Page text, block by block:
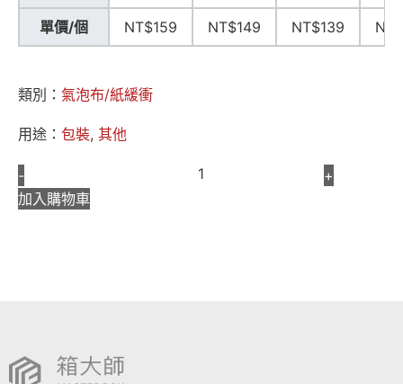
單價/個 NT$159 NT$149 NT$139
類別： 氣泡布/紙緩衝
用途： 包裝, 其他
-
+
加入購物車